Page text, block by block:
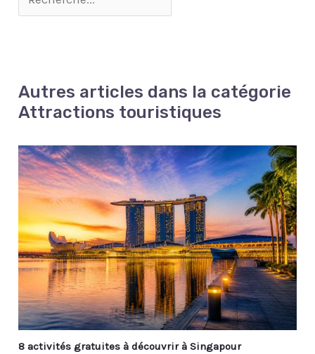
Autres articles dans la catégorie
Attractions touristiques
8 activités gratuites à découvrir à Singapour